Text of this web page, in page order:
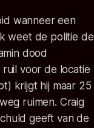
wanneer een
weet de politie de
dood
voor de locatie
krijgt hij maar 25
ruimen. Craig
geeft van de